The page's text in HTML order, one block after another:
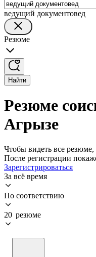
ведущий документовед
Резюме
Найти
Резюме
Агрызе
Чтобы видеть все резюме,
После регистрации
Зарегистрироваться
За всё время
По соответствию
20 резюме